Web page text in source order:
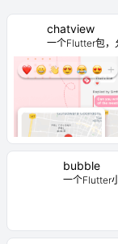
chatview
一个Flutter包，
bubble
一个Flutter